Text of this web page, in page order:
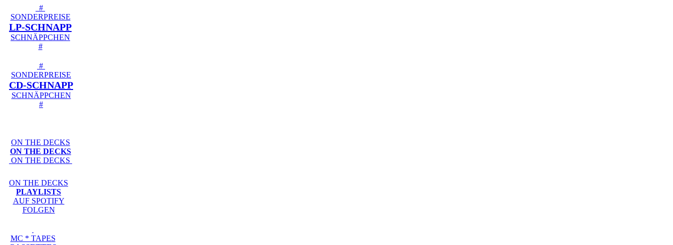
#
SONDERPREISE
LP-SCHNAPP
SCHNÄPPCHEN
#
#
SONDERPREISE
CD-SCHNAPP
SCHNÄPPCHEN
#
ON THE DECKS
ON THE DECKS
ON THE DECKS
ON THE DECKS
PLAYLISTS
AUF SPOTIFY
FOLGEN
MC * TAPES